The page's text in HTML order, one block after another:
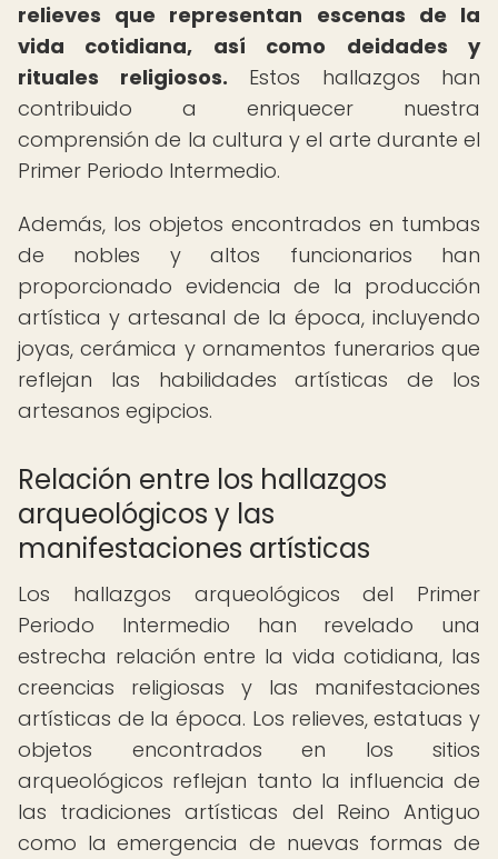
relieves que representan escenas de la
vida cotidiana, así como deidades y
rituales religiosos. Estos hallazgos han
contribuido a enriquecer nuestra
comprensión de la cultura y el arte durante el
Primer Periodo Intermedio.
Además, los objetos encontrados en tumbas
de nobles y altos funcionarios han
proporcionado evidencia de la producción
artística y artesanal de la época, incluyendo
joyas, cerámica y ornamentos funerarios que
reflejan las habilidades artísticas de los
artesanos egipcios.
Relación entre los hallazgos
arqueológicos y las
manifestaciones artísticas
Los hallazgos arqueológicos del Primer
Periodo Intermedio han revelado una
estrecha relación entre la vida cotidiana, las
creencias religiosas y las manifestaciones
artísticas de la época. Los relieves, estatuas y
objetos encontrados en los sitios
arqueológicos reflejan tanto la influencia de
las tradiciones artísticas del Reino Antiguo
como la emergencia de nuevas formas de